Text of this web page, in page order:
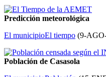
Predicción meteorológica
El municipioEl tiempo (9-
Población de Casasola